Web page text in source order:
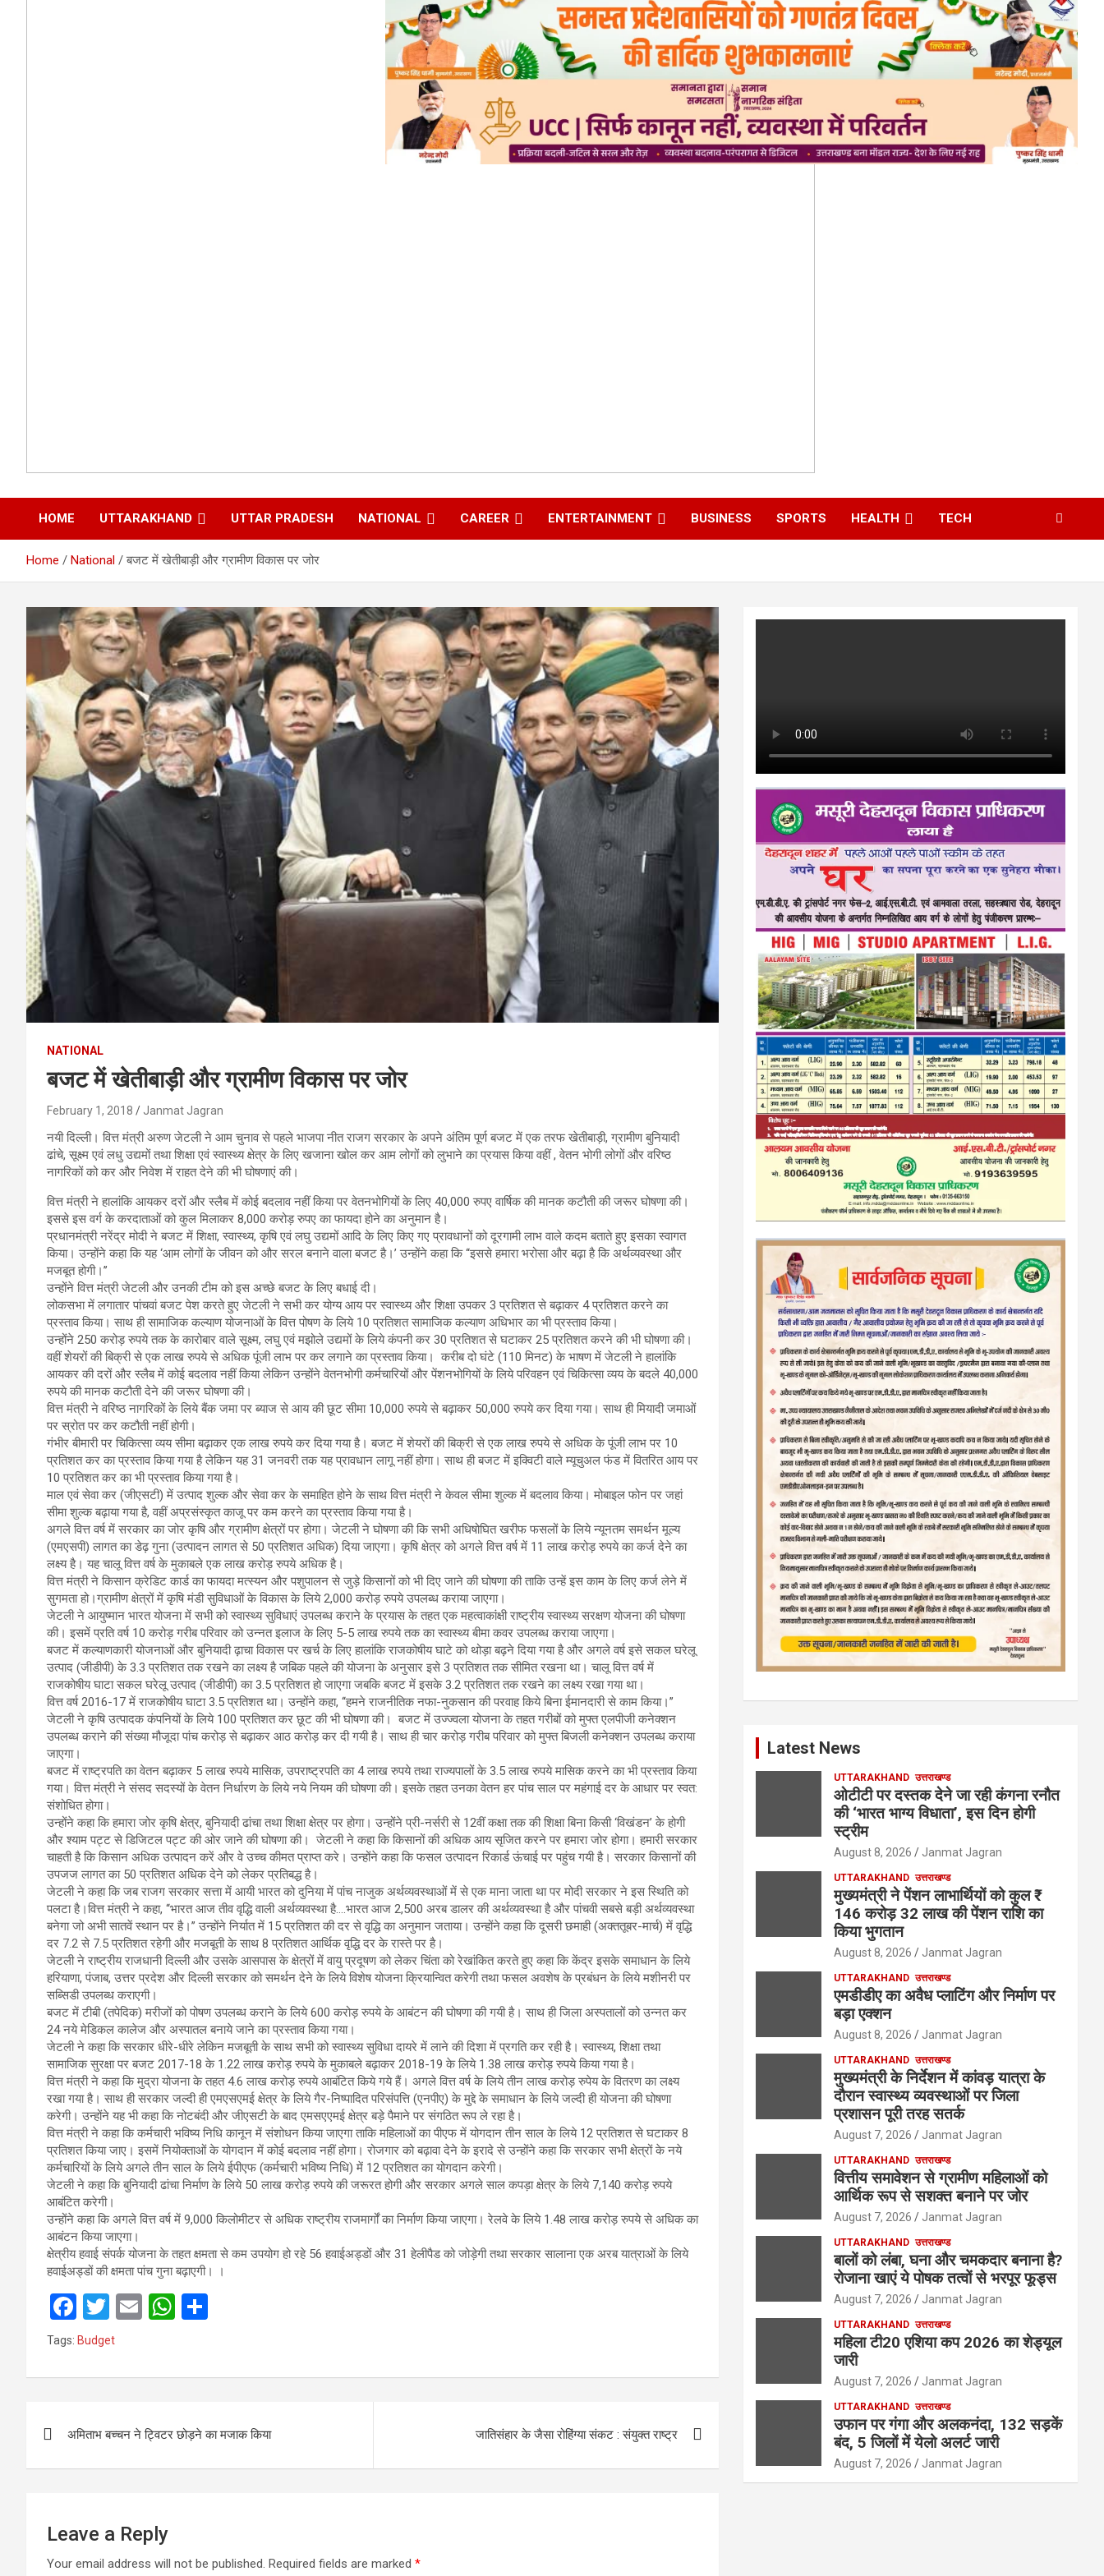
HOME UTTARAKHAND UTTAR PRADESH NATIONAL CAREER ENTERTAINMENT BUSINESS SPORTS HEALTH TECH
Home National बजट में खेतीबाड़ी और ग्रामीण विकास पर जोर
NATIONAL
बजट में खेतीबाड़ी और ग्रामीण विकास पर जोर
February 1, 2018 Janmat Jagran
नयी दिल्ली। वित्त मंत्री अरुण जेटली ने आम चुनाव से पहले भाजपा नीत राजग सरकार के अपने अंतिम पूर्ण बजट में एक तरफ खेतीबाड़ी, ग्रामीण बुनियादी
ढांचे, सूक्ष्म एवं लधु उद्यमों तथा शिक्षा एवं स्वास्थ्य क्षेत्र के लिए खजाना खोल कर आम लोगों को लुभाने का प्रयास किया वहीं , वेतन भोगी लोगों और वरिष्ठ
नागरिकों को कर और निवेश में राहत देने की भी घोषणाएं की।
वित्त मंत्री ने हालांकि आयकर दरों और स्लैब में कोई बदलाव नहीं किया पर वेतनभोगियों के लिए 40,000 रुपए वार्षिक की मानक कटौती की जरूर घोषणा की।
इससे इस वर्ग के करदाताओं को कुल मिलाकर 8,000 करोड़ रुपए का फायदा होने का अनुमान है।
प्रधानमंत्री नरेंद्र मोदी ने बजट में शिक्षा, स्वास्थ्य, कृषि एवं लघु उद्यमों आदि के लिए किए गए प्रावधानों को दूरगामी लाभ वाले कदम बताते हुए इसका स्वागत
किया। उन्होंने कहा कि यह ‘आम लोगों के जीवन को और सरल बनाने वाला बजट है।’ उन्होंने कहा कि ‘‘इससे हमारा भरोसा और बढ़ा है कि अर्थव्यवस्था और
मजबूत होगी।’’
उन्होंने वित्त मंत्री जेटली और उनकी टीम को इस अच्छे बजट के लिए बधाई दी।
लोकसभा में लगातार पांचवां बजट पेश करते हुए जेटली ने सभी कर योग्य आय पर स्वास्थ्य और शिक्षा उपकर 3 प्रतिशत से बढ़ाकर 4 प्रतिशत करने का
प्रस्ताव किया। साथ ही सामाजिक कल्याण योजनाओं के वित्त पोषण के लिये 10 प्रतिशत सामाजिक कल्याण अधिभार का भी प्रस्ताव किया।
उन्होंने 250 करोड़ रुपये तक के कारोबार वाले सूक्ष्म, लघु एवं मझोले उद्यमों के लिये कंपनी कर 30 प्रतिशत से घटाकर 25 प्रतिशत करने की भी घोषणा की।
वहीं शेयरों की बिक्री से एक लाख रुपये से अधिक पूंजी लाभ पर कर लगाने का प्रस्ताव किया। करीब दो घंटे (110 मिनट) के भाषण में जेटली ने हालांकि
आयकर की दरों और स्लैब में कोई बदलाव नहीं किया लेकिन उन्होंने वेतनभोगी कर्मचारियों और पेंशनभोगियों के लिये परिवहन एवं चिकित्सा व्यय के बदले 40,000
रुपये की मानक कटौती देने की जरूर घोषणा की।
वित्त मंत्री ने वरिष्ठ नागरिकों के लिये बैंक जमा पर ब्याज से आय की छूट सीमा 10,000 रुपये से बढ़ाकर 50,000 रुपये कर दिया गया। साथ ही मियादी जमाओं
पर स्रोत पर कर कटौती नहीं होगी।
गंभीर बीमारी पर चिकित्सा व्यय सीमा बढ़ाकर एक लाख रुपये कर दिया गया है। बजट में शेयरों की बिक्री से एक लाख रुपये से अधिक के पूंजी लाभ पर 10
प्रतिशत कर का प्रस्ताव किया गया है लेकिन यह 31 जनवरी तक यह प्रावधान लागू नहीं होगा। साथ ही बजट में इक्विटी वाले म्यूचुअल फंड में वितरित आय पर
10 प्रतिशत कर का भी प्रस्ताव किया गया है।
माल एवं सेवा कर (जीएसटी) में उत्पाद शुल्क और सेवा कर के समाहित होने के साथ वित्त मंत्री ने केवल सीमा शुल्क में बदलाव किया। मोबाइल फोन पर जहां
सीमा शुल्क बढ़ाया गया है, वहीं अप्रसंस्कृत काजू पर कम करने का प्रस्ताव किया गया है।
अगले वित्त वर्ष में सरकार का जोर कृषि और ग्रामीण क्षेत्रों पर होगा। जेटली ने घोषणा की कि सभी अधिषोघित खरीफ फसलों के लिये न्यूनतम समर्थन मूल्य
(एमएसपी) लागत का डेढ़ गुना (उत्पादन लागत से 50 प्रतिशत अधिक) दिया जाएगा। कृषि क्षेत्र को अगले वित्त वर्ष में 11 लाख करोड़ रुपये का कर्ज देने का
लक्ष्य है। यह चालू वित्त वर्ष के मुकाबले एक लाख करोड़ रुपये अधिक है।
वित्त मंत्री ने किसान क्रेडिट कार्ड का फायदा मत्स्यन और पशुपालन से जुड़े किसानों को भी दिए जाने की घोषणा की ताकि उन्हें इस काम के लिए कर्ज लेने में
सुगमता हो।ग्रामीण क्षेत्रों में कृषि मंडी सुविधाओं के विकास के लिये 2,000 करोड़ रुपये उपलब्ध कराया जाएगा।
जेटली ने आयुष्मान भारत योजना में सभी को स्वास्थ्य सुविधाएं उपलब्ध कराने के प्रयास के तहत एक महत्वाकांक्षी राष्ट्रीय स्वास्थ्य सरक्षण योजना की घोषणा
की। इसमें प्रति वर्ष 10 करोड़ गरीब परिवार को उन्नत इलाज के लिए 5-5 लाख रुपये तक का स्वास्थ्य बीमा कवर उपलब्ध कराया जाएगा।
बजट में कल्याणकारी योजनाओं और बुनियादी ढ़ाचा विकास पर खर्च के लिए हालांकि राजकोषीय घाटे को थोड़ा बढ़ने दिया गया है और अगले वर्ष इसे सकल घरेलू
उत्पाद (जीडीपी) के 3.3 प्रतिशत तक रखने का लक्ष्य है जबिक पहले की योजना के अनुसार इसे 3 प्रतिशत तक सीमित रखना था। चालू वित्त वर्ष में
राजकोषीय घाटा सकल घरेलू उत्पाद (जीडीपी) का 3.5 प्रतिशत हो जाएगा जबकि बजट में इसके 3.2 प्रतिशत तक रखने का लक्ष्य रखा गया था।
वित्त वर्ष 2016-17 में राजकोषीय घाटा 3.5 प्रतिशत था। उन्होंने कहा, ‘‘हमने राजनीतिक नफा-नुकसान की परवाह किये बिना ईमानदारी से काम किया।’’
जेटली ने कृषि उत्पादक कंपनियों के लिये 100 प्रतिशत कर छूट की भी घोषणा की। बजट में उज्ज्वला योजना के तहत गरीबों को मुफ्त एलपीजी कनेक्शन
उपलब्ध कराने की संख्या मौजूदा पांच करोड़ से बढ़ाकर आठ करोड़ कर दी गयी है। साथ ही चार करोड़ गरीब परिवार को मुफ्त बिजली कनेक्शन उपलब्ध कराया
जाएगा।
बजट में राष्ट्रपति का वेतन बढ़ाकर 5 लाख रुपये मासिक, उपराष्ट्रपति का 4 लाख रुपये तथा राज्यपालों के 3.5 लाख रुपये मासिक करने का भी प्रस्ताव किया
गया। वित्त मंत्री ने संसद सदस्यों के वेतन निर्धारण के लिये नये नियम की घोषणा की। इसके तहत उनका वेतन हर पांच साल पर महंगाई दर के आधार पर स्वत:
संशोधित होगा।
उन्होंने कहा कि हमारा जोर कृषि क्षेत्र, बुनियादी ढांचा तथा शिक्षा क्षेत्र पर होगा। उन्होंने प्री-नर्सरी से 12वीं कक्षा तक की शिक्षा बिना किसी ‘विखंडन’ के होगी
और श्याम पट्ट से डिजिटल पट्ट की ओर जाने की घोषणा की। जेटली ने कहा कि किसानों की अधिक आय सृजित करने पर हमारा जोर होगा। हमारी सरकार
चाहती है कि किसान अधिक उत्पादन करें और वे उच्च कीमत प्राप्त करे। उन्होंने कहा कि फसल उत्पादन रिकार्ड ऊंचाई पर पहुंच गयी है। सरकार किसानों की
उपजज लागत का 50 प्रतिशत अधिक देने को लेकर प्रतिबद्ध है।
जेटली ने कहा कि जब राजग सरकार सत्ता में आयी भारत को दुनिया में पांच नाजुक अर्थव्यवस्थाओं में से एक माना जाता था पर मोदी सरकार ने इस स्थिति को
पलटा है।वित्त मंत्री ने कहा, ‘‘भारत आज तीव वृद्धि वाली अर्थव्यवस्था है….भारत आज 2,500 अरब डालर की अर्थव्यवस्था है और पांचवी सबसे बड़ी अर्थव्यवस्था
बनेगा जो अभी सातवें स्थान पर है।’’ उन्होंने निर्यात में 15 प्रतिशत की दर से वृद्धि का अनुमान जताया। उन्होंने कहा कि दूसरी छमाही (अक्ततूबर-मार्च) में वृद्धि
दर 7.2 से 7.5 प्रतिशत रहेगी और मजबूती के साथ 8 प्रतिशत आर्थिक वृद्धि दर के रास्ते पर है।
जेटली ने राष्ट्रीय राजधानी दिल्ली और उसके आसपास के क्षेत्रों में वायु प्रदूषण को लेकर चिंता को रेखांकित करते हुए कहा कि केंद्र इसके समाधान के लिये
हरियाणा, पंजाब, उत्तर प्रदेश और दिल्ली सरकार को समर्थन देने के लिये विशेष योजना क्रियान्वित करेगी तथा फसल अवशेष के प्रबंधन के लिये मशीनरी पर
सब्सिडी उपलब्ध कराएगी।
बजट में टीबी (तपेदिक) मरीजों को पोषण उपलब्ध कराने के लिये 600 करोड़ रुपये के आबंटन की घोषणा की गयी है। साथ ही जिला अस्पतालों को उन्नत कर
24 नये मेडिकल कालेज और अस्पातल बनाये जाने का प्रस्ताव किया गया।
जेटली ने कहा कि सरकार धीरे-धीरे लेकिन मजबूती के साथ सभी को स्वास्थ्य सुविधा दायरे में लाने की दिशा में प्रगति कर रही है। स्वास्थ्य, शिक्षा तथा
सामाजिक सुरक्षा पर बजट 2017-18 के 1.22 लाख करोड़ रुपये के मुकाबले बढ़ाकर 2018-19 के लिये 1.38 लाख करोड़ रुपये किया गया है।
वित्त मंत्री ने कहा कि मुद्रा योजना के तहत 4.6 लाख करोड़ रुपये आबंटित किये गये हैं। अगले वित्त वर्ष के लिये तीन लाख करोड़ रुपेय के वितरण का लक्ष्य
रखा गया है। साथ ही सरकार जल्दी ही एमएसएमई क्षेत्र के लिये गैर-निष्पादित परिसंपत्ति (एनपीए) के मुद्दे के समाधान के लिये जल्दी ही योजना की घोषणा
करेगी। उन्होंने यह भी कहा कि नोटबंदी और जीएसटी के बाद एमसएएमई क्षेत्र बड़े पैमाने पर संगठित रूप ले रहा है।
वित्त मंत्री ने कहा कि कर्मचारी भविष्य निधि कानून में संशोधन किया जाएगा ताकि महिलाओं का पीएफ में योगदान तीन साल के लिये 12 प्रतिशत से घटाकर 8
प्रतिशत किया जाए। इसमें नियोक्ताओं के योगदान में कोई बदलाव नहीं होगा। रोजगार को बढ़ावा देने के इरादे से उन्होंने कहा कि सरकार सभी क्षेत्रों के नये
कर्मचारियों के लिये अगले तीन साल के लिये ईपीएफ (कर्मचारी भविष्य निधि) में 12 प्रतिशत का योगदान करेगी।
जेटली ने कहा कि बुनियादी ढांचा निर्माण के लिये 50 लाख करोड़ रुपये की जरूरत होगी और सरकार अगले साल कपड़ा क्षेत्र के लिये 7,140 करोड़ रुपये
आबंटित करेगी।
उन्होंने कहा कि अगले वित्त वर्ष में 9,000 किलोमीटर से अधिक राष्ट्रीय राजमार्गों का निर्माण किया जाएगा। रेलवे के लिये 1.48 लाख करोड़ रुपये से अधिक का
आबंटन किया जाएगा।
क्षेत्रीय हवाई संपर्क योजना के तहत क्षमता से कम उपयोग हो रहे 56 हवाईअड्डों और 31 हेलीपैड को जोड़ेगी तथा सरकार सालाना एक अरब यात्राओं के लिये
हवाईअड्डों की क्षमता पांच गुना बढ़ाएगी। ।
F
a
b
o
k
T
wi
er
E
W
s
p
p
e
Tags: Budget
अमिताभ बच्चन ने ट्विटर छोड़ने का मजाक किया जातिसंहार के जैसा रोहिंग्या संकट : संयुक्त राष्ट्र
Leave a Reply
Your email address will not be published. Required fields are marked *
Latest News
UTTARAKHAND उत्तराखण्ड
ओटीटी पर दस्तक देने जा रही कंगना रनौत
की ‘भारत भाग्य विधाता’, इस दिन होगी
स्ट्रीम
August 8, 2026 Janmat Jagran
UTTARAKHAND उत्तराखण्ड
मुख्यमंत्री ने पेंशन लाभार्थियों को कुल ₹
146 करोड़ 32 लाख की पेंशन राशि का
किया भुगतान
August 8, 2026 Janmat Jagran
UTTARAKHAND उत्तराखण्ड
एमडीडीए का अवैध प्लाटिंग और निर्माण पर
बड़ा एक्शन
August 8, 2026 Janmat Jagran
UTTARAKHAND उत्तराखण्ड
मुख्यमंत्री के निर्देशन में कांवड़ यात्रा के
दौरान स्वास्थ्य व्यवस्थाओं पर जिला
प्रशासन पूरी तरह सतर्क
August 7, 2026 Janmat Jagran
UTTARAKHAND उत्तराखण्ड
वित्तीय समावेशन से ग्रामीण महिलाओं को
आर्थिक रूप से सशक्त बनाने पर जोर
August 7, 2026 Janmat Jagran
UTTARAKHAND उत्तराखण्ड
बालों को लंबा, घना और चमकदार बनाना है?
रोजाना खाएं ये पोषक तत्वों से भरपूर फूड्स
August 7, 2026 Janmat Jagran
UTTARAKHAND उत्तराखण्ड
महिला टी20 एशिया कप 2026 का शेड्यूल
जारी
August 7, 2026 Janmat Jagran
UTTARAKHAND उत्तराखण्ड
उफान पर गंगा और अलकनंदा, 132 सड़कें
बंद, 5 जिलों में येलो अलर्ट जारी
August 7, 2026 Janmat Jagran